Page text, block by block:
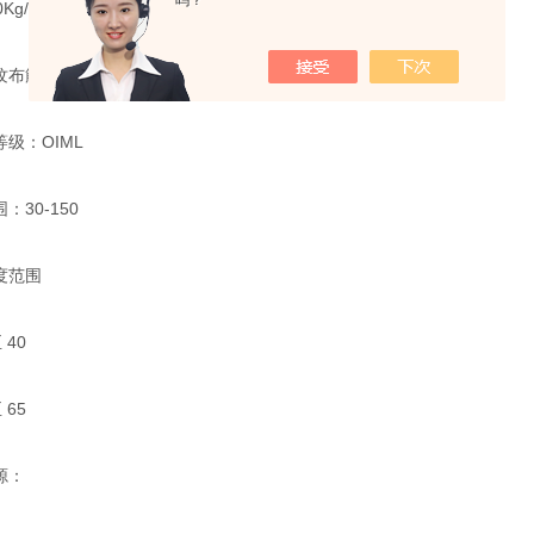
cm2以上
骨，zui大轴载荷35吨
：OIML
30-150
围